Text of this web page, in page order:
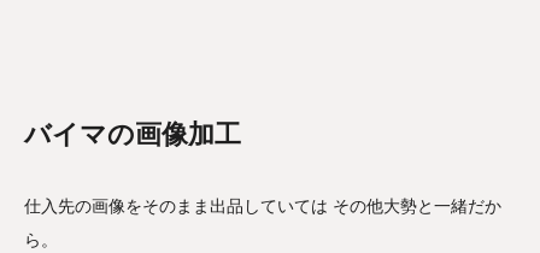
バイマの画像加工
仕入先の画像をそのまま出品していては その他大勢と一緒だか
ら。